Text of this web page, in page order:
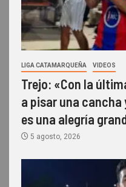
LIGA CATAMARQUEÑA VIDEOS
Trejo: «Con la
a pisar una
es una alegría
5 agosto, 2026